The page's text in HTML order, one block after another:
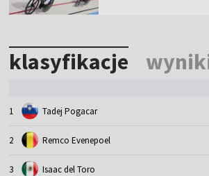
klasyfikacje
1 Tadej Pogacar
2 Remco Evenepoel
3 Isaac del Toro